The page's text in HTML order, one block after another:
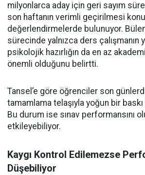
milyonlarca aday için geri sayım
son haftanın verimli geçirilmesi
değerlendirmelerde bulunuyor.
sürecinde yalnızca ders çalışmanın
psikolojik hazırlığın da en az
önemli olduğunu belirtti.
Tansel’e göre öğrenciler son
tamamlama telaşıyla yoğun bir
Bu durum ise sınav performansını
etkileyebiliyor.
Kaygı Kontrol Edilemezse
Düşebiliyor